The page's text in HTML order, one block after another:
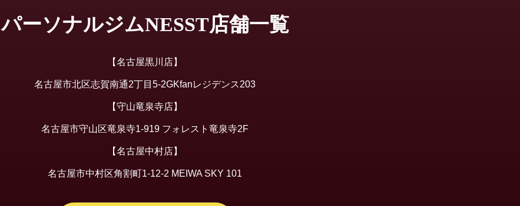
パーソナルジムNESST店舗一覧
【名古屋黒川店】
名古屋市北区志賀南通2丁目5-2GKfanレジデンス203
【守山竜泉寺店】
名古屋市守山区竜泉寺1-919 フォレスト竜泉寺2F
【名古屋中村店】
名古屋市中村区角割町1-12-2 MEIWA SKY 101